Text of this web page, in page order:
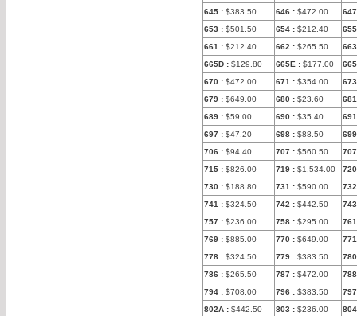
645 : $383.50 646 : $472.00
647
653 : $501.50 654 : $212.40
655
661 : $212.40 662 : $265.50
663
665D : $129.80 665E : $177.00
670 : $472.00 671 : $354.00
673
679 : $649.00 680 : $23.60
681
689 : $59.00 690 : $35.40
691
697 : $47.20 698 : $88.50
699
706 : $94.40 707 : $560.50
715 : $826.00 719 : $1,534.00
720
730 : $188.80 731 : $590.00
732
741 : $324.50 742 : $442.50
743
757 : $236.00 758 : $295.00
761
769 : $885.00 770 : $649.00
771
778 : $324.50 779 : $383.50
780
786 : $265.50 787 : $472.00
788
794 : $708.00 796 : $383.50
797
802A : $442.50 803 : $236.00
804